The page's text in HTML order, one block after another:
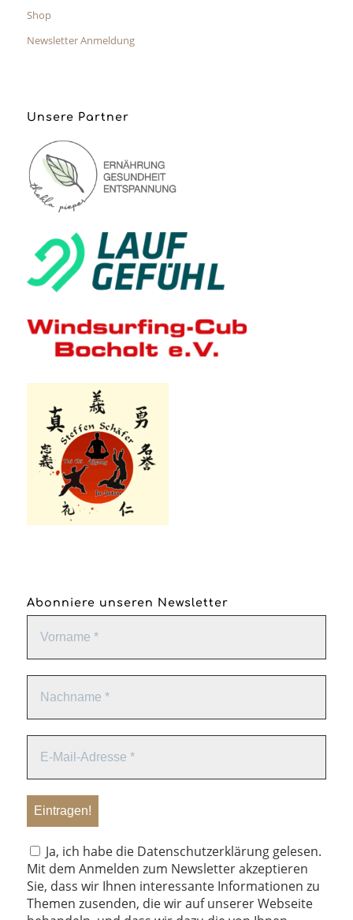
Shop
Newsletter Anmeldung
Unsere Partner
Abonniere unseren Newsletter
Ja, ich habe die Datenschutzerklärung gelesen.
Mit dem Anmelden zum Newsletter akzeptieren
Sie, dass wir Ihnen interessante Informationen zu
Themen zusenden, die wir auf unserer Webseite